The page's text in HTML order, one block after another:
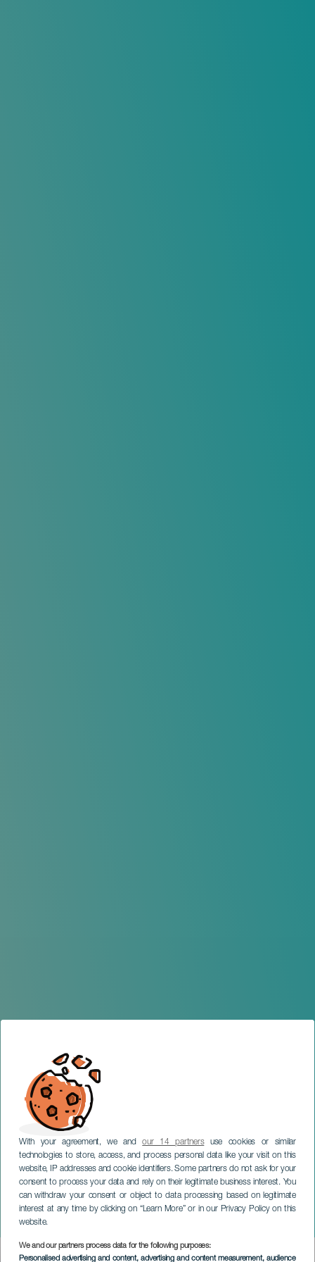
With your agreement, we andour 14 partnersuse cookies or similar
technologies to store, access, and process personal data like your visit on this
website, IP addresses and cookie identifiers. Some partners do not ask for your
consent to process your data and rely on their legitimate business interest. You
can withdraw your consent or object to data processing based on legitimate
interest at any time by clicking on “Learn More” or in our Privacy Policy on this
website.
We and our partners process data for the following purposes:
Personalised advertising and content, advertising and content measurement, audience
¡Soy Salvaje!
GRAN CANARIA
Imagen